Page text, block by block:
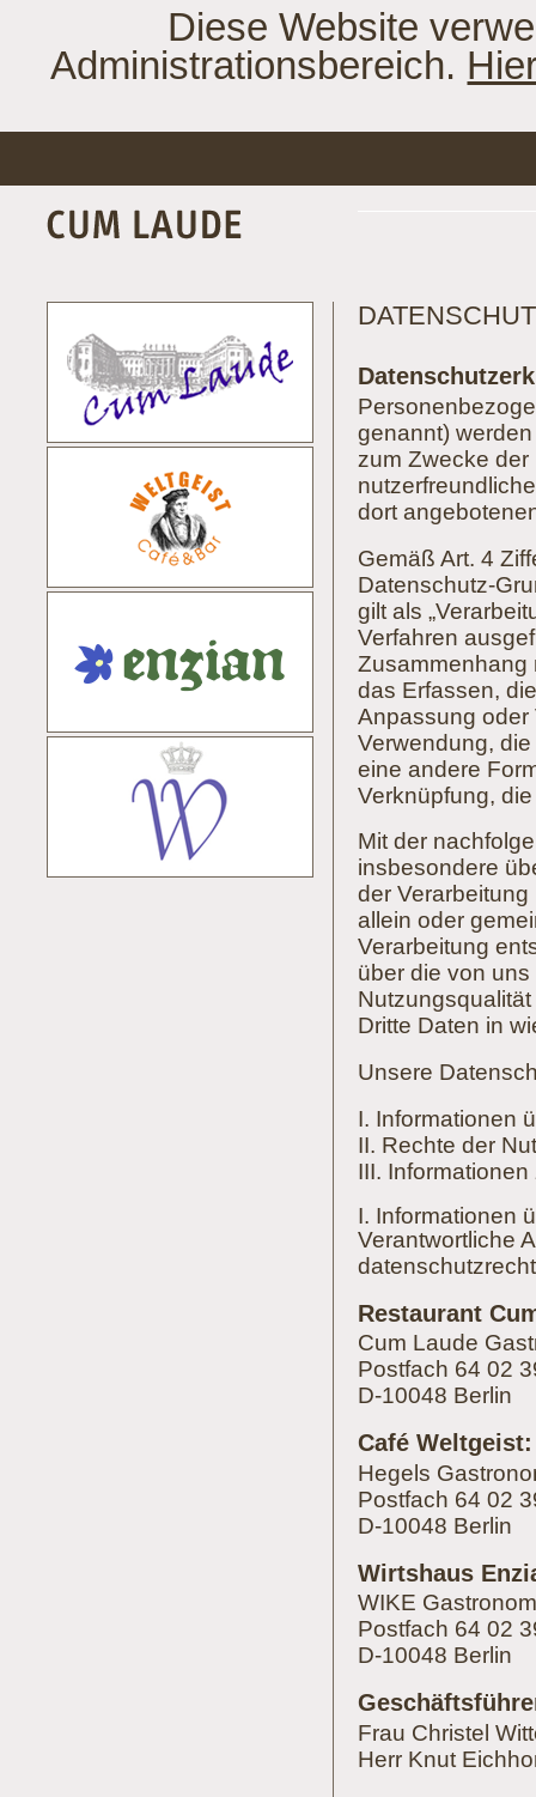
Diese Website
Administrationsbereich.
genannt)
zum Zwecke
dort
Gemäß Art. 4
Datenschutz-
gilt als
Verfahren
Zusammenhang
das Erfassen,
Anpassung oder
Verwendung,
eine andere
Verknüpfung,
Mit der
insbesondere
der
allein oder
Verarbeitung
über die von
Dritte Daten in
Unsere
I. Informationen
II. Rechte der
III.
I. Informationen
Verantwortliche
Restaurant
Cum Laude
Postfach 64 02
D-10048 Berlin
Café Weltgeist:
Hegels
Postfach 64 02
D-10048 Berlin
Wirtshaus
WIKE
Postfach 64 02
D-10048 Berlin
Frau Christel
Herr Knut